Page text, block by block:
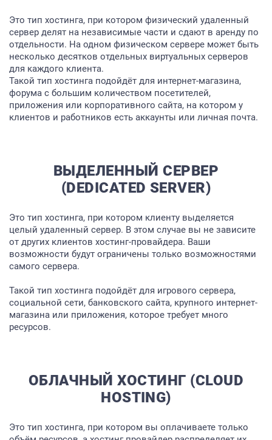
Это тип хостинга, при котором физический удаленный
сервер делят на независимые части и сдают в аренду по
отдельности. На одном физическом сервере может быть
несколько десятков отдельных виртуальных серверов
для каждого клиента.
Такой тип хостинга подойдёт для интернет-магазина,
форума с большим количеством посетителей,
приложения или корпоративного сайта, на котором у
клиентов и работников есть аккаунты или личная почта.
ВЫДЕЛЕННЫЙ СЕРВЕР
(DEDICATED SERVER)
Это тип хостинга, при котором клиенту выделяется
целый удаленный сервер. В этом случае вы не зависите
от других клиентов хостинг-провайдера. Ваши
возможности будут ограничены только возможностями
самого сервера.
Такой тип хостинга подойдёт для игрового сервера,
социальной сети, банковского сайта, крупного интернет-
магазина или приложения, которое требует много
ресурсов.
ОБЛАЧНЫЙ ХОСТИНГ (CLOUD
HOSTING)
Это тип хостинга, при котором вы оплачиваете только
ГЛАВНАЯ
ПОРТФОЛИО